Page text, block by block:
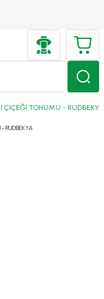
ÇİÇEĞİ TOHUMU - RUDBEKYA